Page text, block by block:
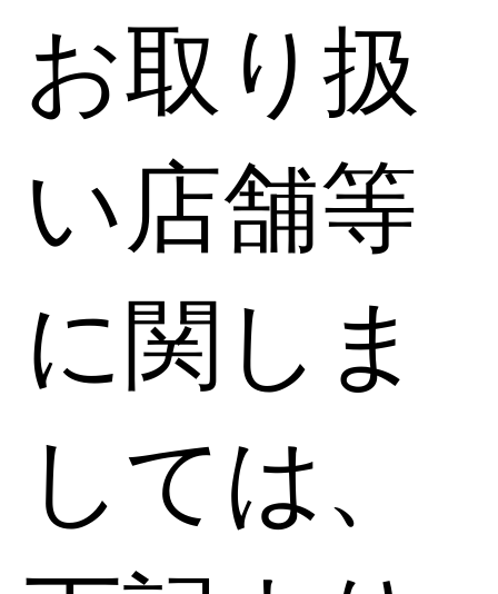
お取り扱
い店舗等
に関しま
しては、